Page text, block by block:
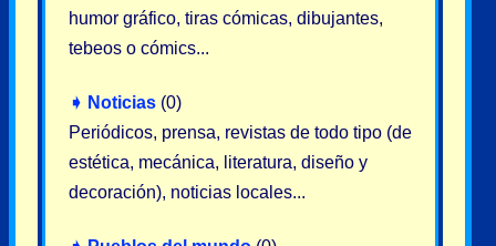
humor gráfico, tiras cómicas, dibujantes,
tebeos o cómics...
➧ Noticias (0)
Periódicos, prensa, revistas de todo tipo (de
estética, mecánica, literatura, diseño y
decoración), noticias locales...